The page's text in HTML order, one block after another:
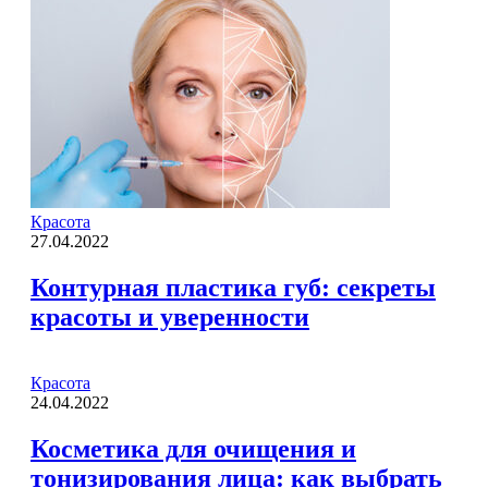
Красота
27.04.2022
Контурная пластика губ: секреты
красоты и уверенности
Красота
24.04.2022
Косметика для очищения и
тонизирования лица: как выбрать